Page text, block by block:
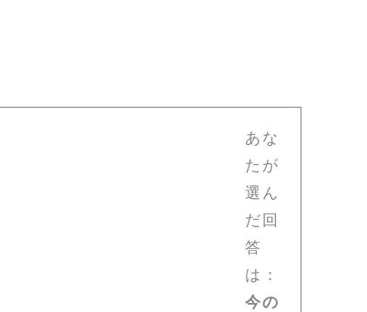
あな
たが
選ん
だ回
答
は：
今の